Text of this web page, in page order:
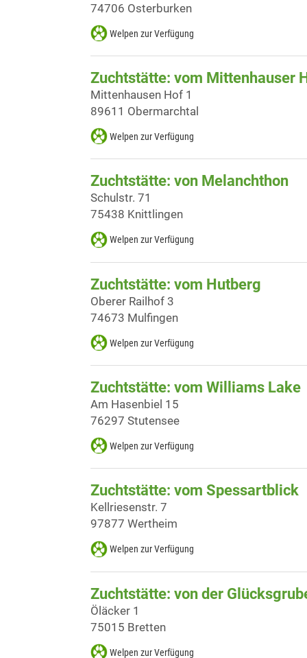
74706 Osterburken
Welpen zur Verfügung
Zuchtstätte: vom Mittenhauser
Mittenhausen Hof 1
89611 Obermarchtal
Welpen zur Verfügung
Zuchtstätte: von Melanchthon
Schulstr. 71
75438 Knittlingen
Welpen zur Verfügung
Zuchtstätte: vom Hutberg
Oberer Railhof 3
74673 Mulfingen
Welpen zur Verfügung
Zuchtstätte: vom Williams Lake
Am Hasenbiel 15
76297 Stutensee
Welpen zur Verfügung
Zuchtstätte: vom Spessartblick
Kellriesenstr. 7
97877 Wertheim
Welpen zur Verfügung
Zuchtstätte: von der
Öläcker 1
75015 Bretten
Welpen zur Verfügung